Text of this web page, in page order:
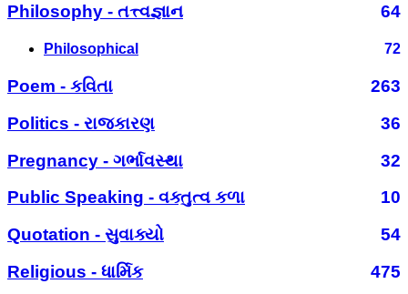
Philosophy - તત્ત્વજ્ઞાન
64
Philosophical 72
Poem - કવિતા
263
Politics - રાજકારણ
36
Pregnancy - ગર્ભાવસ્થા
32
Public Speaking - વક્તુત્વ કળા
10
Quotation - સુવાક્યો
54
Religious - ધાર્મિક
475